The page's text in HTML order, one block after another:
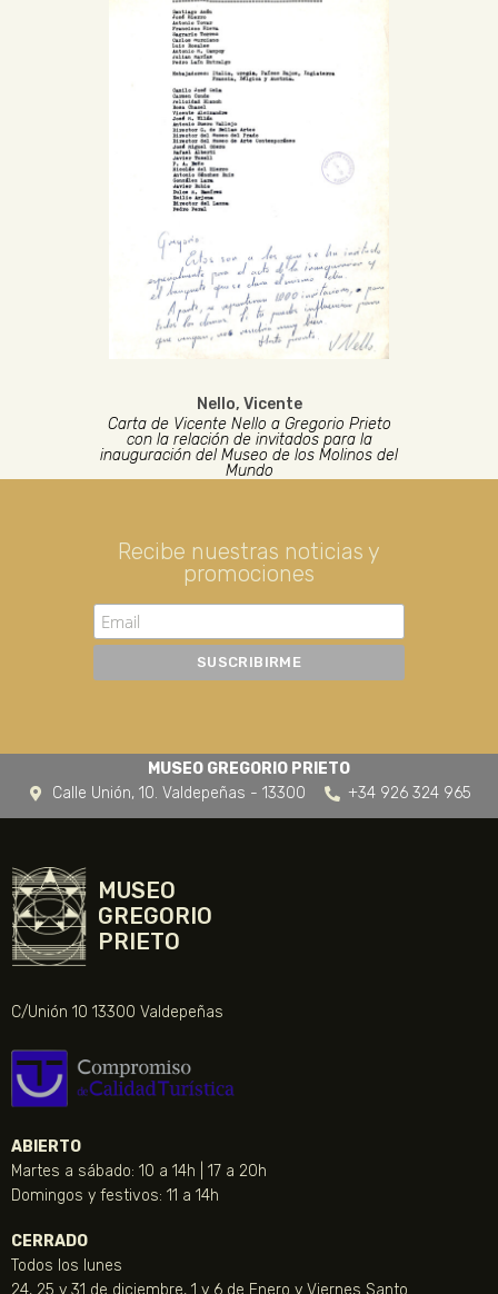
Nello, Vicente
Carta de Vicente Nello a Gregorio Prieto
con la relación de invitados para la
inauguración del Museo de los Molinos del
Mundo
Recibe nuestras noticias y
promociones
MUSEO GREGORIO PRIETO
Calle Unión, 10. Valdepeñas - 13300
+34 926 324 965
MUSEO
GREGORIO
PRIETO
C/Unión 10 13300 Valdepeñas
ABIERTO
Martes a sábado: 10 a 14h | 17 a 20h
Domingos y festivos: 11 a 14h
CERRADO
Todos los lunes
24, 25 y 31 de diciembre, 1 y 6 de Enero y Viernes Santo